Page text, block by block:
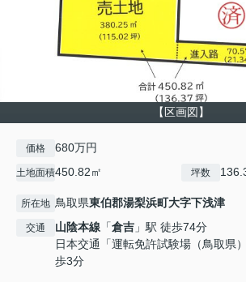
【区画図】
価格 680万円
土地面積450.82㎡ 坪数
所在地 鳥取県東伯郡湯梨浜町大字下浅津
交通 山陰本線 「倉吉 」駅 徒歩74分
日本交通「運転免許試験場（鳥取県
歩3分